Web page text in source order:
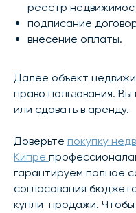
реестр
подписание
внесение оплаты.
Далее объект
право пользования.
или сдавать в аренду.
Доверьте покупку
Кипре
гарантируем полное
согласования
купли-продажи. Чтобы